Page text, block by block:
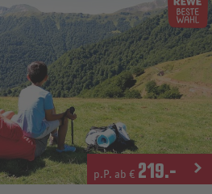
p.P. ab € 219.-